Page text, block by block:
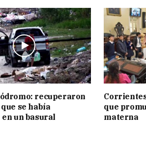
recuperaron
se había
un basural
que
materna